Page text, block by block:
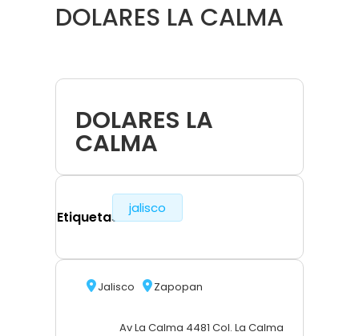
DOLARES LA CALMA
DOLARES LA
CALMA
Etiquetas
jalisco
Jalisco Zapopan
Av La Calma 4481 Col. La Calma